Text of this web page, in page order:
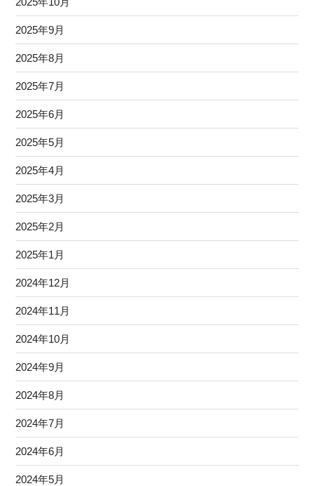
2025年9月
2025年8月
2025年7月
2025年6月
2025年5月
2025年4月
2025年3月
2025年2月
2025年1月
2024年12月
2024年11月
2024年10月
2024年9月
2024年8月
2024年7月
2024年6月
2024年5月